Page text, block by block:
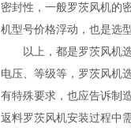
密封性，一般罗茨风机的
机型号价格浮动，也是选
以上，都是罗茨风机选
电压、等级等，罗茨风机
有特殊要求，也应告诉制
返料罗茨风机安装过程中